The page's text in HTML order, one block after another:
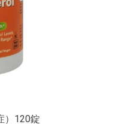
）120錠